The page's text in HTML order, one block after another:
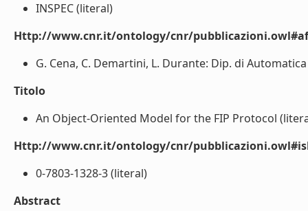
INSPEC (literal)
Http://www.cnr.it/ontology/cnr/
G. Cena, C. Demartini, L. Durante: Dip. di
Titolo
An Object-Oriented Model for the FIP Protocol
Http://www.cnr.it/ontology/cnr/
0-7803-1328-3 (literal)
Abstract